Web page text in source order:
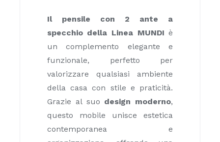
Il pensile con 2 ante a
specchio della Linea MUNDI è
un complemento elegante e
funzionale, perfetto per
valorizzare qualsiasi ambiente
della casa con stile e praticità.
Grazie al suo design moderno,
questo mobile unisce estetica
contemporanea e